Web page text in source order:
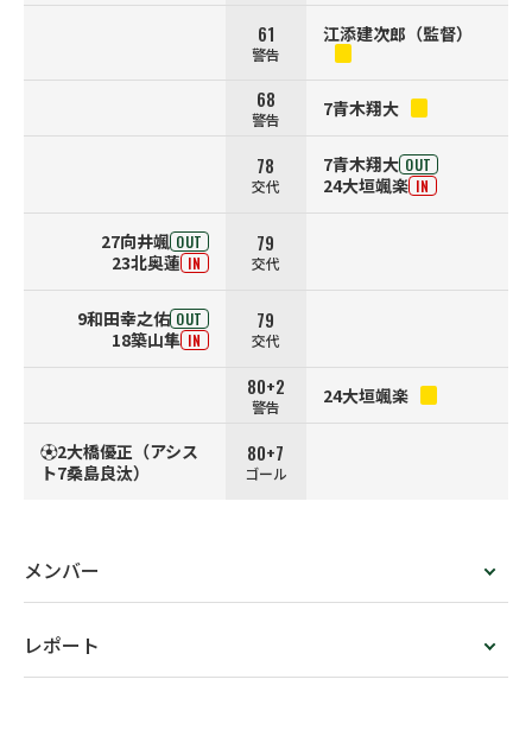
61
警告
江添建次郎（監督）
68
警告 7青木翔大
78
交代
7青木翔大 OUT
24大垣颯楽 IN
27向井颯 OUT
23北奥蓮 IN
79
交代
9和田幸之佑 OUT
18築山隼 IN
79
交代
80+2
警告 24大垣颯楽
⚽2大橋優正（アシス
ト7桑島良汰）
80+7
ゴール
メンバー
レポート